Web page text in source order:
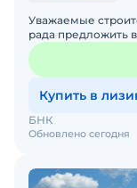
Уважаемые
рада предложить
приобрести
самозагрузкой
Купить в
Обновлено сегодня
БНК